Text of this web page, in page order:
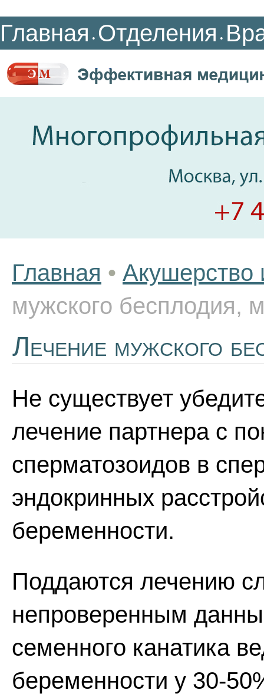
Главная • Отделения •
Главная • Акушерство
мужского бесплодия,
Лечение мужского
Не существует
лечение партнера с
сперматозоидов в
эндокринных
беременности.
Поддаются лечению
непроверенным
семенного канатика
беременности у 30-